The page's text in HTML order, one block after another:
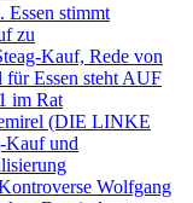
stimmt
zu
Kauf, Rede von
Essen steht AUF
im Rat
(DIE LINKE
Kauf und
Wolfgang